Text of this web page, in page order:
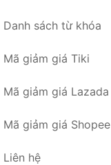
Danh sách từ khóa
Mã giảm giá Tiki
Mã giảm giá Lazada
Mã giảm giá Shopee
Liên hệ